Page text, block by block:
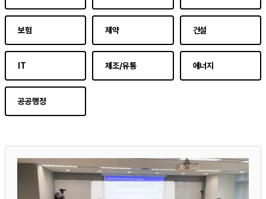
보험 제약 건설
IT 제조/유통 에너지
공공행정